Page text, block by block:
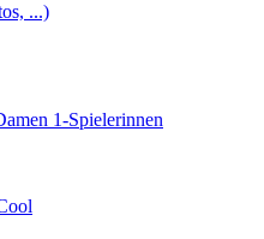
...)
1-Spielerinnen